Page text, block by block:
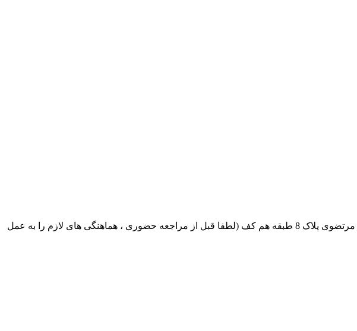
نشانی بخش انفورماتیک ایران بابکت : میدان حر . خ امام خمینی . خیابان کمالی . خیابان اسکندری جنوبی اول خیابان مرتضوی پلاک 8 طبقه هم کف (لطفا قبل از مراجعه حضوری ، هماهنگی های لازم را به عمل